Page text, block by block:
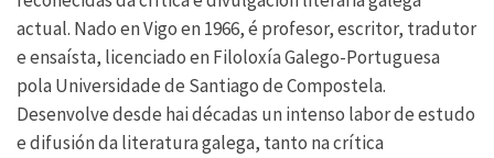
actual. Nado en Vigo en 1966, é profesor, escritor, tradutor
e ensaísta, licenciado en Filoloxía Galego-Portuguesa
pola Universidade de Santiago de Compostela.
Desenvolve desde hai décadas un intenso labor de estudo
e difusión da literatura galega, tanto na crítica